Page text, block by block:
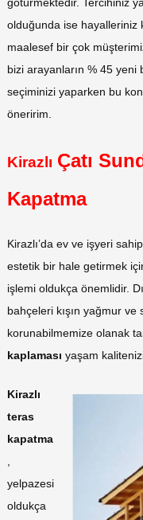
olduğunda ise hayalleriniz
maalesef bir çok
bizi arayanların % 45 yeni
seçiminizi yaparken bu
öneririm.
Kirazlı Çatı
Kapatma
Kirazlı’da ev ve işyeri
estetik bir hale getirmek
işlemi oldukça önemlidir.
bahçeleri kışın yağmur ve
korunabilmemize olanak
kaplaması yaşam
Kirazlı
teras
kapatma
yelpazesi
oldukça